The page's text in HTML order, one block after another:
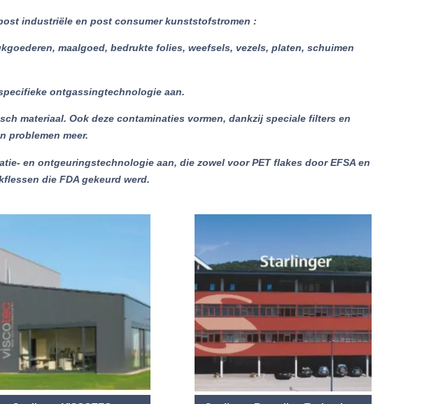
industriële en post consumer kunststofstromen :
maalgoed, bedrukte folies, weefsels, vezels, platen, schuimen
ontgassingtechnologie aan.
materiaal. Ook deze contaminaties vormen, dankzij speciale filters en
problemen meer.
en ontgeuringstechnologie aan, die zowel voor PET flakes door EFSA en
die FDA gekeurd werd.